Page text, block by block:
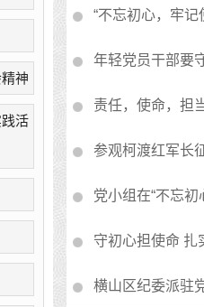
神
活
“不忘初心，牢
年轻党员干部要
责任，使命，担
参观柯渡红军长
党小组在“不忘
守初心担使命 扎
横山区纪委派驻